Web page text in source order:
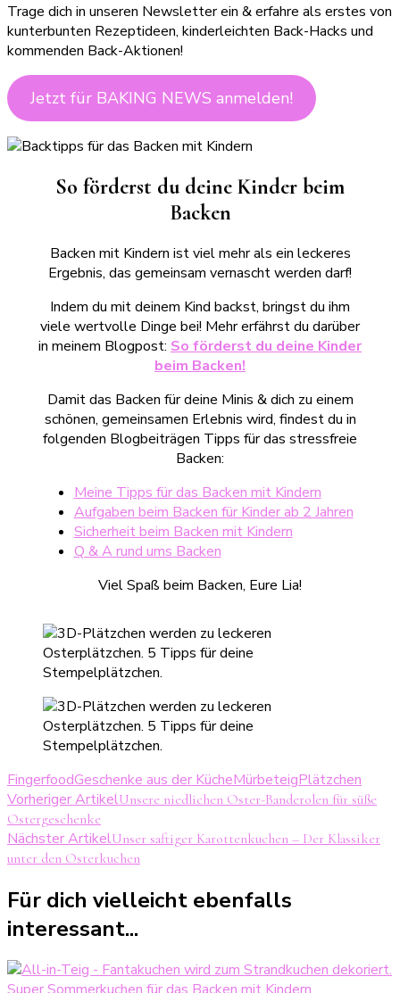
Trage dich in unseren Newsletter ein & erfahre als erstes von
kunterbunten Rezeptideen, kinderleichten Back-Hacks und
kommenden Back-Aktionen!
Jetzt für BAKING NEWS anmelden!
So förderst du deine Kinder beim
Backen
Backen mit Kindern ist viel mehr als ein leckeres
Ergebnis, das gemeinsam vernascht werden darf!
Indem du mit deinem Kind backst, bringst du ihm
viele wertvolle Dinge bei! Mehr erfährst du darüber
in meinem Blogpost: So förderst du deine Kinder
beim Backen!
Damit das Backen für deine Minis & dich zu einem
schönen, gemeinsamen Erlebnis wird, findest du in
folgenden Blogbeiträgen Tipps für das stressfreie
Backen:
Meine Tipps für das Backen mit Kindern
Aufgaben beim Backen für Kinder ab 2 Jahren
Sicherheit beim Backen mit Kindern
Q & A rund ums Backen
Viel Spaß beim Backen, Eure Lia!
FingerfoodGeschenke aus der KücheMürbeteigPlätzchen
Beitragsnavigation
Vorheriger ArtikelUnsere niedlichen Oster-Banderolen für süße
Ostergeschenke
Nächster ArtikelUnser saftiger Karottenkuchen – Der Klassiker
unter den Osterkuchen
Für dich vielleicht ebenfalls
interessant...